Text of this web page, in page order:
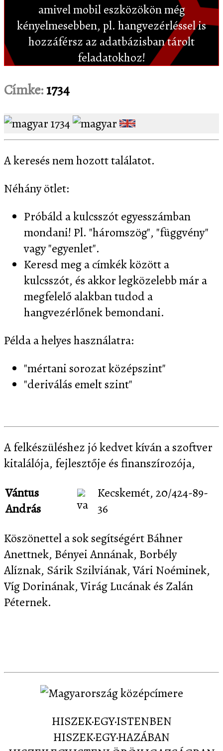
amivel mobil eszközökön még
kényelmesebben, pl. hangvezérléssel is
hozzáférsz az adatbázisban tárolt
feladatokhoz!
Címke:1734
1734
A keresés nem hozott találatot.
Néhány ötlet:
Próbáld a kulcsszót egyesszámban
mondani! Pl. "háromszög", "függvény"
vagy "egyenlet".
Keresd meg a címkék között a
kulcsszót, és akkor legközelebb már a
megfelelő alakban tudod a
hangvezérlőnek bemondani.
Példa a helyes használatra:
"mértani sorozat középszint"
"deriválás emelt szint"
A felkészüléshez jó kedvet kíván a szoftver
kitalálója, fejlesztője és finanszírozója,
Vántus
András
Kecskemét, 20/424-89-
36
Köszönettel a sok segítségért Báhner
Anettnek, Bényei Annának, Borbély
Alíznak, Sárik Szilviának, Vári Noéminek,
Víg Dorinának, Virág Lucának és Zalán
Péternek.
HISZEK·EGY·ISTENBEN
HISZEK·EGY·HAZÁBAN